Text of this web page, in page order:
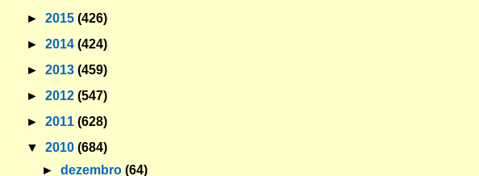
► 2015 (426)
► 2014 (424)
► 2013 (459)
► 2012 (547)
► 2011 (628)
▼ 2010 (684)
►dezembro(64)